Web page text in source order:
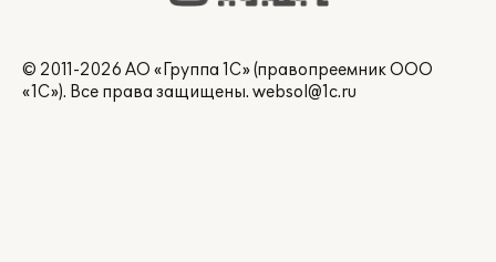
© 2011-2026 АО «Группа 1С» (правопреемник ООО
«1С»). Все права защищены. websol@1c.ru